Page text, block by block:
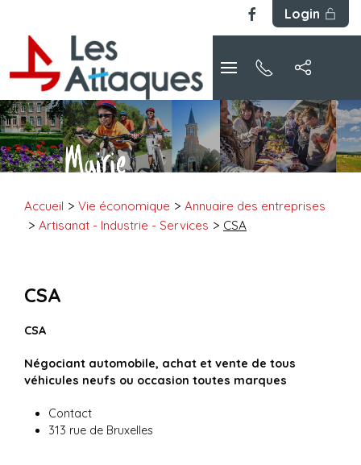
Login
Accueil Vie économique
Annuaire des entreprises
Artisanat - Industrie - Services
CSA
CSA
CSA
Négociant automobile, achat et vente de tous
véhicules neufs ou occasion toutes marques
Contact
313 rue de Bruxelles